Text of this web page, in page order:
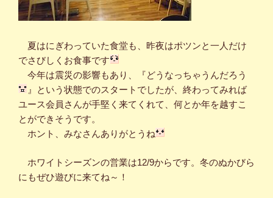
夏はにぎわっていた食堂も、昨夜はポツンと一人だけ
でさびしくお食事です
今年は震災の影響もあり、『どうなっちゃうんだろう
』という状態でのスタートでしたが、終わってみれば
ユース会員さんが手堅く来てくれて、何とか年を越すこ
とができそうです。
ホント、みなさんありがとうね
ホワイトシーズンの営業は12/9からです。冬のぬかびら
にもぜひ遊びに来てね～！